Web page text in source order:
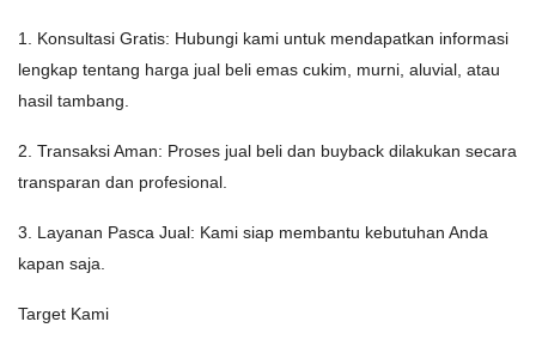
1. Konsultasi Gratis: Hubungi kami untuk mendapatkan informasi
lengkap tentang harga jual beli emas cukim, murni, aluvial, atau
hasil tambang.
2. Transaksi Aman: Proses jual beli dan buyback dilakukan secara
transparan dan profesional.
3. Layanan Pasca Jual: Kami siap membantu kebutuhan Anda
kapan saja.
Target Kami